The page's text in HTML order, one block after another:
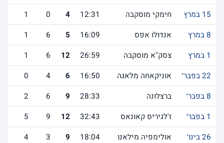
15 במרץ
חימקי מוסקבה 12:31
4
0
1
8 במרץ
אנדולו אפס 16:09
5
6
1
1 במרץ
צסק"א מוסקבה 26:59
12
6
1
22 בפבר׳
אוניקאחה מלאגה 16:50
6
4
0
8 בפבר׳
ברצלונה 28:33
9
6
2
1 בפבר׳
ז'לגיריס קאונאס 32:43
12
9
5
26 בינו׳
אולימפיה מילאנו 18:04
9
3
4